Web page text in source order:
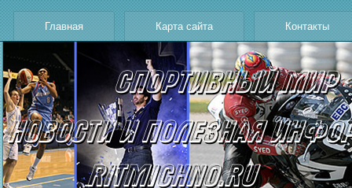
Главная Карта сайта Контакты